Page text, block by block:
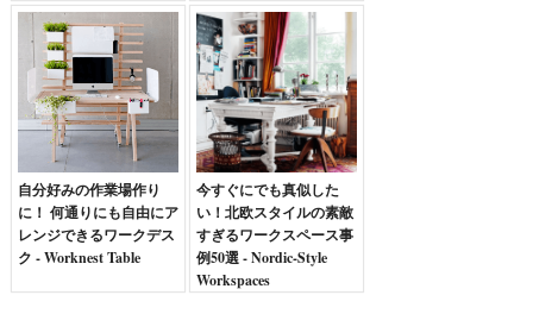
自分好みの作業場作り
に！ 何通りにも自由にア
レンジできるワークデス
ク - Worknest Table
今すぐにでも真似した
い！北欧スタイルの素敵
すぎるワークスペース事
例50選 - Nordic-Style
Workspaces